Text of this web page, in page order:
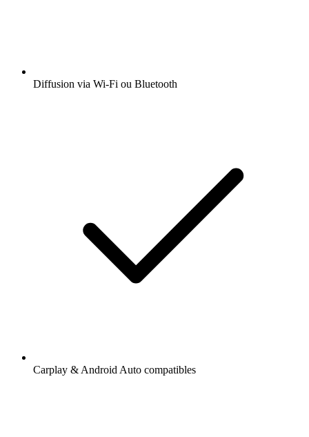
Diffusion via Wi-Fi ou Bluetooth
Carplay & Android Auto compatibles